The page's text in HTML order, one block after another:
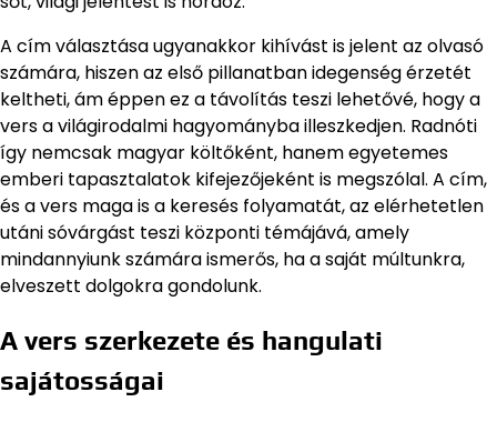
A cím választása ugyanakkor kihívást is jelent az olvasó
számára, hiszen az első pillanatban idegenség érzetét
keltheti, ám éppen ez a távolítás teszi lehetővé, hogy a
vers a világirodalmi hagyományba illeszkedjen. Radnóti
így nemcsak magyar költőként, hanem egyetemes
emberi tapasztalatok kifejezőjeként is megszólal. A cím,
és a vers maga is a keresés folyamatát, az elérhetetlen
utáni sóvárgást teszi központi témájává, amely
mindannyiunk számára ismerős, ha a saját múltunkra,
elveszett dolgokra gondolunk.
A vers szerkezete és hangulati
sajátosságai